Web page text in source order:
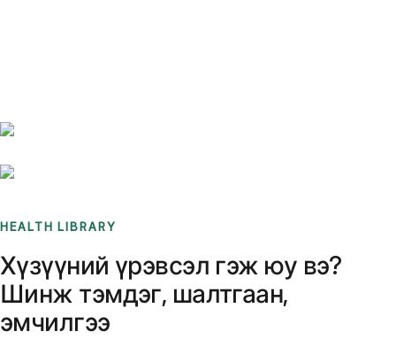
HEALTH LIBRARY
Хүзүүний үрэвсэл гэж юу вэ?
Шинж тэмдэг, шалтгаан,
эмчилгээ